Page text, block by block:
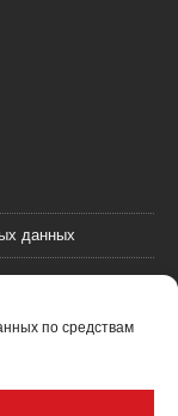
по средствам
данных